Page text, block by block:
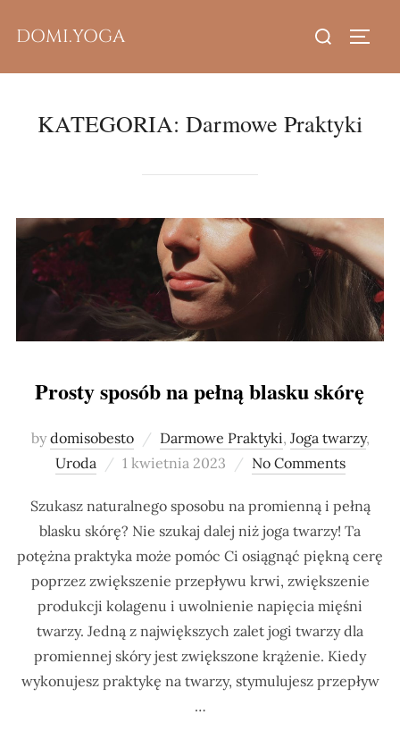
DOMI.YOGA
Search
KATEGORIA: Darmowe Praktyki
Prosty sposób na pełną blasku skórę
bydomisobesto Darmowe Praktyki, Joga twarzy,
Uroda
Posted
1 kwietnia 2023 No Comments
Szukasz naturalnego sposobu na promienną i pełną
blasku skórę? Nie szukaj dalej niż joga twarzy! Ta
potężna praktyka może pomóc Ci osiągnąć piękną cerę
poprzez zwiększenie przepływu krwi, zwiększenie
produkcji kolagenu i uwolnienie napięcia mięśni
twarzy. Jedną z największych zalet jogi twarzy dla
promiennej skóry jest zwiększone krążenie. Kiedy
wykonujesz praktykę na twarzy, stymulujesz przepływ
…